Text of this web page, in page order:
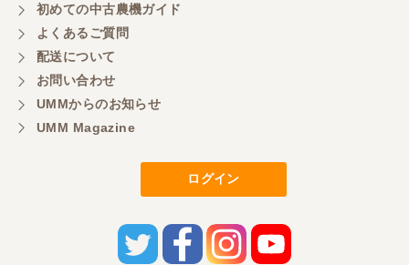
初めての中古農機ガイド
よくあるご質問
配送について
お問い合わせ
UMMからのお知らせ
UMM Magazine
ログイン